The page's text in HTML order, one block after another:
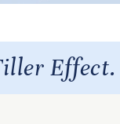
Effect.